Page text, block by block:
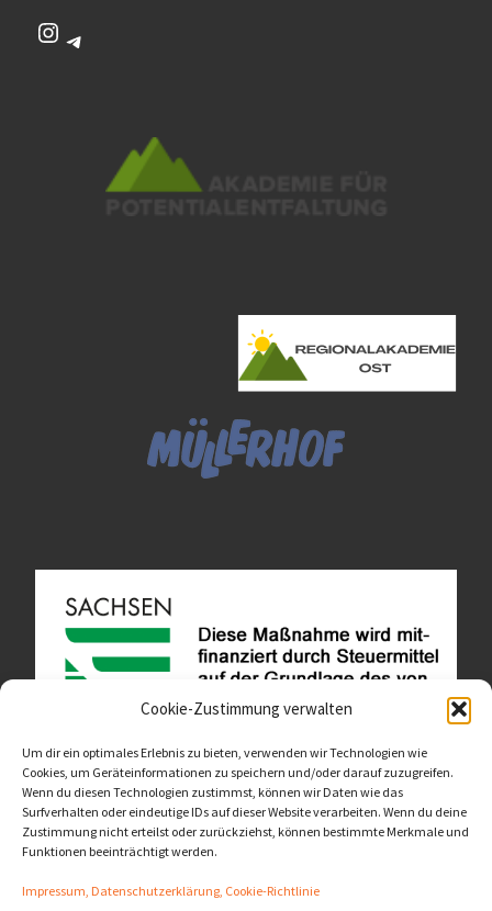
Cookie-Zustimmung verwalten
Um dir ein optimales Erlebnis zu bieten, verwenden wir Technologien wie
Cookies, um Geräteinformationen zu speichern und/oder darauf zuzugreifen.
Wenn du diesen Technologien zustimmst, können wir Daten wie das
Surfverhalten oder eindeutige IDs auf dieser Website verarbeiten. Wenn du deine
Zustimmung nicht erteilst oder zurückziehst, können bestimmte Merkmale und
Funktionen beeinträchtigt werden.
Impressum, Datenschutzerklärung, Cookie-Richtlinie
Instagram
Telegram
Diese Website ist als Teil des Projektes "Wachsen lassen
- Raum geben" entstanden.>>>